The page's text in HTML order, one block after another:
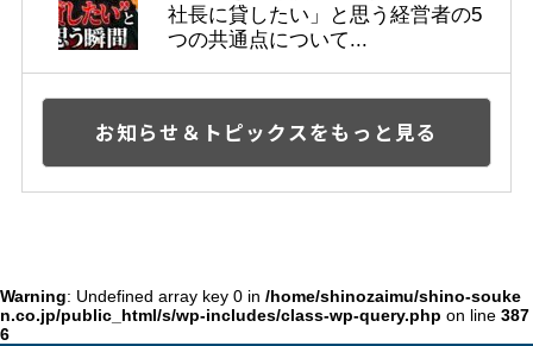
社長に貸したい」と思う経営者の5
つの共通点について...
お知らせ＆トピックスをもっと見る
Warning: Undefined array key 0 in /home/shinozaimu/shino-souke
n.co.jp/public_html/s/wp-includes/class-wp-query.php on line 387
6